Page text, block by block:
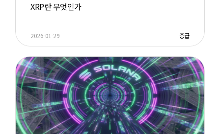
XRP란 무엇인가
2026-01-29 중급